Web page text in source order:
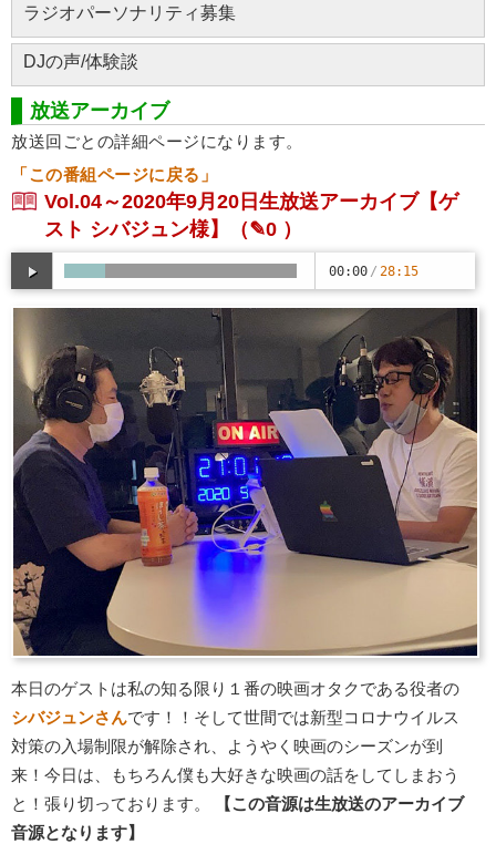
ラジオパーソナリティ募集
DJの声/体験談
放送アーカイブ
放送回ごとの詳細ページになります。
「この番組ページに戻る」
Vol.04～2020年9月20日生放送アーカイブ【ゲ
スト シバジュン様】
（✎0 ）
00:00 / 28:15
本日のゲストは私の知る限り１番の映画オタクである役者の
シバジュンさんです！！そして世間では新型コロナウイルス
対策の入場制限が解除され、ようやく映画のシーズンが到
来！今日は、もちろん僕も大好きな映画の話をしてしまおう
と！張り切っております。
【この音源は生放送のアーカイブ
音源となります】